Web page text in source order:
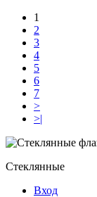
1
2
3
4
5
6
7
>
>|
Стеклянные
Вход